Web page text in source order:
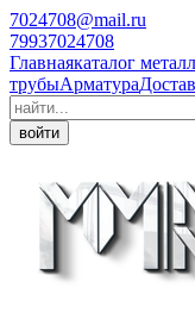
7024708@mail.ru
79937024708
Главнаякаталог
трубыАрматура
войти